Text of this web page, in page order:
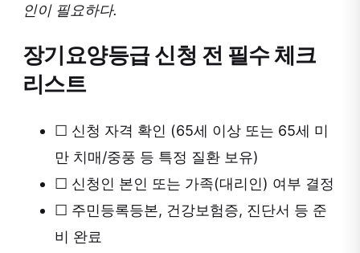
인이 필요하다.
장기요양등급 신청 전 필수 체크
리스트
☐ 신청 자격 확인 (65세 이상 또는 65세 미
만 치매/중풍 등 특정 질환 보유)
☐ 신청인 본인 또는 가족(대리인) 여부 결정
☐ 주민등록등본, 건강보험증, 진단서 등 준
비 완료